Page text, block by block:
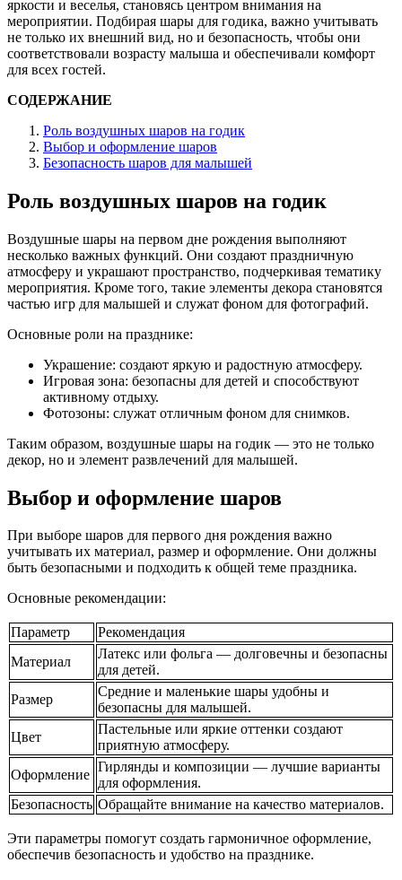
яркости и веселья, становясь центром внимания на
мероприятии. Подбирая шары для годика, важно учитывать
не только их внешний вид, но и безопасность, чтобы они
соответствовали возрасту малыша и обеспечивали комфорт
для всех гостей.
СОДЕРЖАНИЕ
Роль воздушных шаров на годик
Выбор и оформление шаров
Безопасность шаров для малышей
Роль воздушных шаров на годик
Воздушные шары на первом дне рождения выполняют
несколько важных функций. Они создают праздничную
атмосферу и украшают пространство, подчеркивая тематику
мероприятия. Кроме того, такие элементы декора становятся
частью игр для малышей и служат фоном для фотографий.
Основные роли на празднике:
Украшение: создают яркую и радостную атмосферу.
Игровая зона: безопасны для детей и способствуют
активному отдыху.
Фотозоны: служат отличным фоном для снимков.
Таким образом, воздушные шары на годик — это не только
декор, но и элемент развлечений для малышей.
Выбор и оформление шаров
При выборе шаров для первого дня рождения важно
учитывать их материал, размер и оформление. Они должны
быть безопасными и подходить к общей теме праздника.
Основные рекомендации:
Параметр
Рекомендация
Материал
Латекс или фольга — долговечны и безопасны
для детей.
Размер
Средние и маленькие шары удобны и
безопасны для малышей.
Цвет
Пастельные или яркие оттенки создают
приятную атмосферу.
Оформление
Гирлянды и композиции — лучшие варианты
для оформления.
Безопасность Обращайте внимание на качество материалов.
Эти параметры помогут создать гармоничное оформление,
обеспечив безопасность и удобство на празднике.